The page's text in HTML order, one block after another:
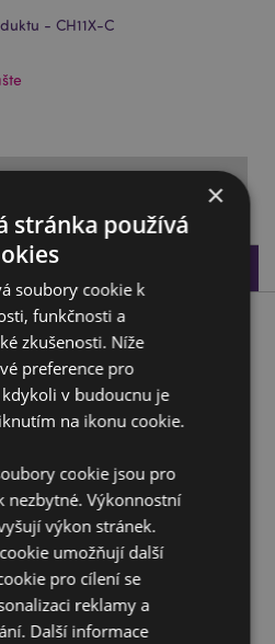
- CH11X-C
3 let
o nákupu u Puckator?
nákupem pro zákazníky.
×
stránka používá
soubory cookie k
funkčnosti a
zkušenosti. Níže
preference pro
v budoucnu je
na ikonu cookie.
cookie jsou pro
nezbytné. Výkonnostní
výkon stránek.
umožňují další
pro cílení se
reklamy a
Další informace